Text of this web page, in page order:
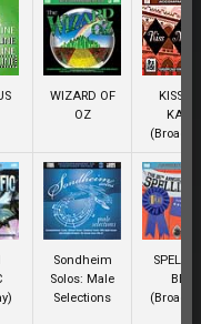
WIZARD OF
OZ
KISS
KATE
Sondheim
Solos: Male
Selections
BEE